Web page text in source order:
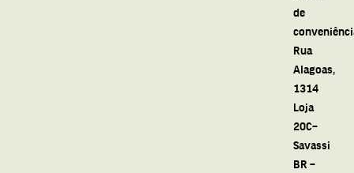
de
Rua
Alagoas,
1314
Loja
20C–
Savassi
BR –